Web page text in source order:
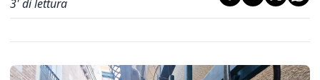
3' di lettura